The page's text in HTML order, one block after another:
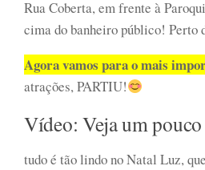
Rua Coberta, em frente à
cima do banheiro público! Perto
Agora vamos para o mais
atrações, PARTIU!
Vídeo: Veja um
tudo é tão lindo no Natal Luz,